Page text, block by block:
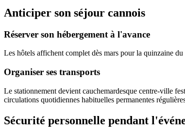
Anticiper son séjour cannois
Réserver son hébergement à l'avance
Les hôtels affichent complet dès mars pour la quinzaine
Organiser ses transports
Le stationnement devient cauchemardesque centre-ville
circulations quotidiennes habituelles permanentes
Sécurité personnelle pendant